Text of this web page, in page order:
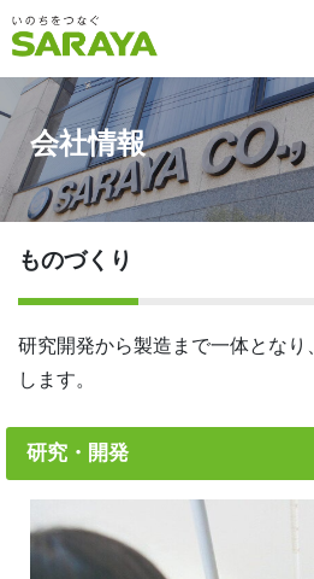
会社情報
ものづくり
研究開発から製造まで一体となり
します。
研究・開発